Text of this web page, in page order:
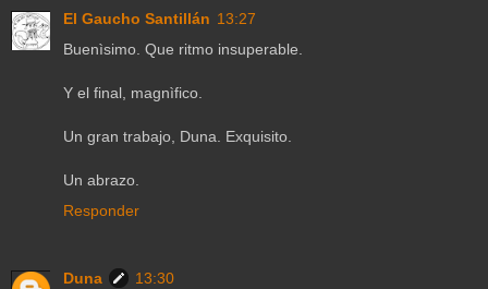
El Gaucho Santillán 13:27
Buenìsimo. Que ritmo insuperable.
Y el final, magnìfico.
Un gran trabajo, Duna. Exquisito.
Un abrazo.
Responder
Duna
13:30